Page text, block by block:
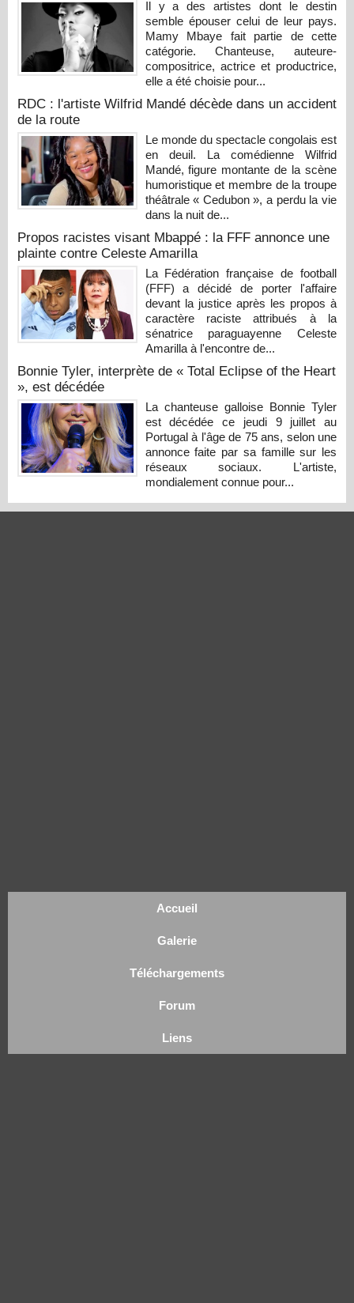
Il y a des artistes dont le destin
semble épouser celui de leur pays.
Mamy Mbaye fait partie de cette
catégorie. Chanteuse, auteure-
compositrice, actrice et productrice,
elle a été choisie pour...
RDC : l'artiste Wilfrid Mandé décède dans un accident
de la route
Le monde du spectacle congolais est
en deuil. La comédienne Wilfrid
Mandé, figure montante de la scène
humoristique et membre de la troupe
théâtrale « Cedubon », a perdu la vie
dans la nuit de...
Propos racistes visant Mbappé : la FFF annonce une
plainte contre Celeste Amarilla
La Fédération française de football
(FFF) a décidé de porter l'affaire
devant la justice après les propos à
caractère raciste attribués à la
sénatrice paraguayenne Celeste
Amarilla à l'encontre de...
Bonnie Tyler, interprète de « Total Eclipse of the Heart
», est décédée
La chanteuse galloise Bonnie Tyler
est décédée ce jeudi 9 juillet au
Portugal à l'âge de 75 ans, selon une
annonce faite par sa famille sur les
réseaux sociaux. L'artiste,
mondialement connue pour...
Accueil
Galerie
Téléchargements
Forum
Liens